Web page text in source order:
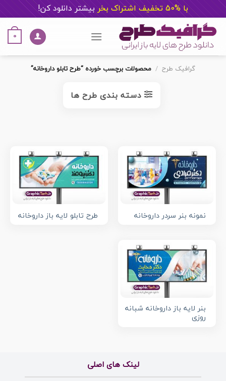
با %50 تخفیف اشتراک بخر بیشتر دانلود کن!
content
0
گرافیک طرح / محصولات برچسب خورده “طرح تابلو داروخانه”
دسته بندی طرح ها
نمونه بنر سردر داروخانه طرح تابلو لایه باز داروخانه
بنر لایه باز داروخانه شبانه
روزی
لینک های اصلی